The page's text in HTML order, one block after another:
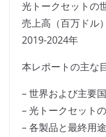
光トークセットの
売上高（百万ドル
2019-2024年
本レポートの主な
– 世界および主要
– 光トークセット
– 各製品と最終用